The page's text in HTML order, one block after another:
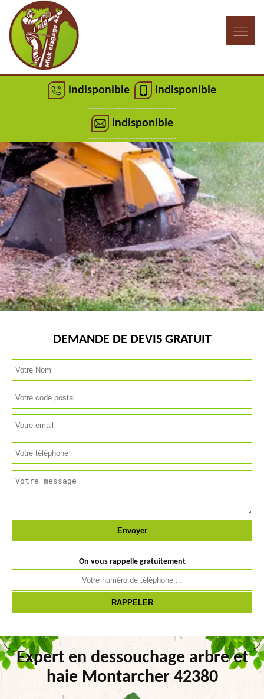
indisponible indisponible
indisponible
DEMANDE DE DEVIS GRATUIT
On vous rappelle gratuitement
Expert en dessouchage arbre et
haie Montarcher 42380